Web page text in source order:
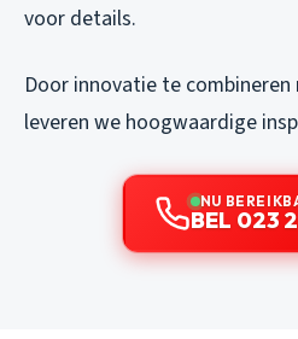
voor details.
Door innovatie te combineren
leveren we hoogwaardige
NU
BEL 023